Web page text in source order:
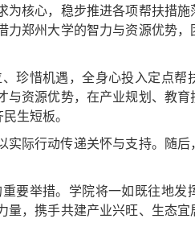
为核心，稳步推进各项帮扶措施
力郑州大学的智力与资源优势
珍惜机遇，全身心投入定点帮
资源优势，在产业规划、教
生短板。
实际行动传递关怀与支持。随后
要举措。学院将一如既往地发
，携手共建产业兴旺、生态